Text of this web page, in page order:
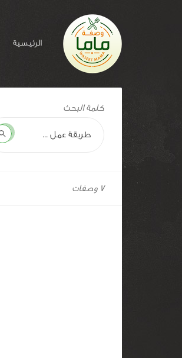
الرئيسية
للوصفة:
كلمة البحث
7 وصفات